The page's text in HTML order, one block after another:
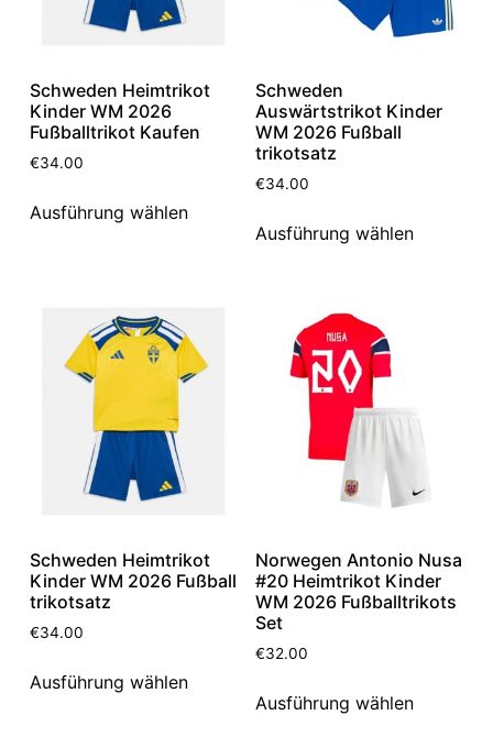
Schweden Heimtrikot
Kinder WM 2026
Fußballtrikot Kaufen
€34.00
Ausführung wählen
Schweden
Auswärtstrikot Kinder
WM 2026 Fußball
trikotsatz
€34.00
Ausführung wählen
Schweden Heimtrikot
Kinder WM 2026 Fußball
trikotsatz
€34.00
Ausführung wählen
Norwegen Antonio Nusa
#20 Heimtrikot Kinder
WM 2026 Fußballtrikots
Set
€32.00
Ausführung wählen